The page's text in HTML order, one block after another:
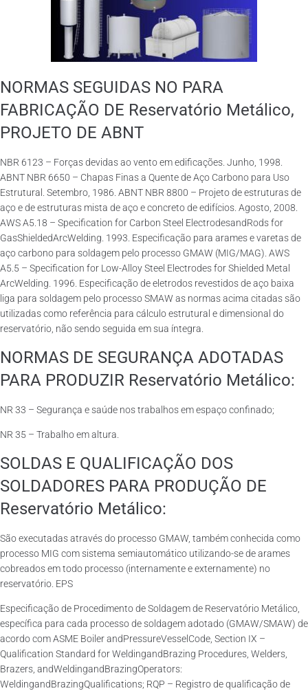
NORMAS SEGUIDAS NO PARA
FABRICAÇÃO DE Reservatório Metálico,
PROJETO DE ABNT
NBR 6123 – Forças devidas ao vento em edificações. Junho, 1998.
ABNT NBR 6650 – Chapas Finas a Quente de Aço Carbono para Uso
Estrutural. Setembro, 1986. ABNT NBR 8800 – Projeto de estruturas de
aço e de estruturas mista de aço e concreto de edifícios. Agosto, 2008.
AWS A5.18 – Specification for Carbon Steel ElectrodesandRods for
GasShieldedArcWelding. 1993. Especificação para arames e varetas de
aço carbono para soldagem pelo processo GMAW (MIG/MAG). AWS
A5.5 – Specification for Low-Alloy Steel Electrodes for Shielded Metal
ArcWelding. 1996. Especificação de eletrodos revestidos de aço baixa
liga para soldagem pelo processo SMAW as normas acima citadas são
utilizadas como referência para cálculo estrutural e dimensional do
reservatório, não sendo seguida em sua íntegra.
NORMAS DE SEGURANÇA ADOTADAS
PARA PRODUZIR Reservatório Metálico:
NR 33 – Segurança e saúde nos trabalhos em espaço confinado;
NR 35 – Trabalho em altura.
SOLDAS E QUALIFICAÇÃO DOS
SOLDADORES PARA PRODUÇÃO DE
Reservatório Metálico:
São executadas através do processo GMAW, também conhecida como
processo MIG com sistema semiautomático utilizando-se de arames
cobreados em todo processo (internamente e externamente) no
reservatório. EPS
Especificação de Procedimento de Soldagem de Reservatório Metálico,
específica para cada processo de soldagem adotado (GMAW/SMAW) de
acordo com ASME Boiler andPressureVesselCode, Section IX –
Qualification Standard for WeldingandBrazing Procedures, Welders,
Brazers, andWeldingandBrazingOperators:
WeldingandBrazingQualifications; RQP – Registro de qualificação de